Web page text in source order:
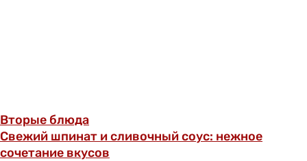
Вторые блюда
Свежий шпинат и сливочный соус: нежное
сочетание вкусов